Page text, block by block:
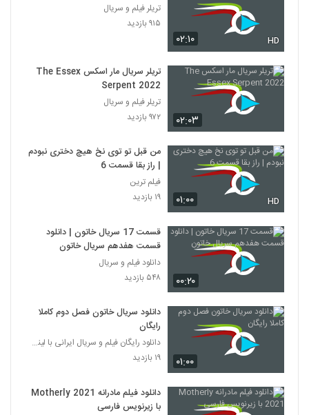
۰۲:۱۰ HD
تریلر فیلم و سریال
۹۱۵ بازدید
۰۲:۰۳
تریلر سریال مار اسکس The Essex
Serpent 2022
تریلر فیلم و سریال
۹۷۲ بازدید
۰۱:۰۰ HD
من قبل تو توی نخ هیچ دختری نبودم
| راز بقا قسمت 6
فیلم ترین
۱۹ بازدید
۰۰:۲۰
قسمت 17 سریال خاتون | دانلود
قسمت هفدهم سریال خاتون
دانلود فیلم و سریال
۵۴۸ بازدید
۰۱:۰۰
دانلود سریال خاتون فصل دوم کاملا
رایگان
دانلود رایگان فیلم و سریال ایرانی با لینک مستقیم
۱۹ بازدید
دانلود فیلم مادرانه Motherly 2021
با زیرنویس فارسی